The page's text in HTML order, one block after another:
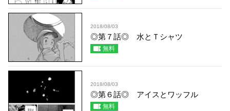
2018/08/03
◎第７話◎ 水とＴシャツ
無料
2018/08/03
◎第６話◎ アイスとワッフル
無料